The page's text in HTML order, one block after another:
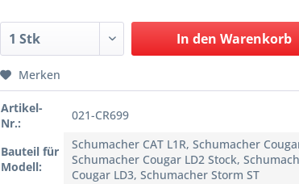
In den Warenkorb
Merken
Artikel-
Nr.:
021-CR699
Bauteil für
Modell:
Schumacher CAT L1R, Schumacher
Schumacher Cougar LD2 Stock,
Cougar LD3, Schumacher Storm ST